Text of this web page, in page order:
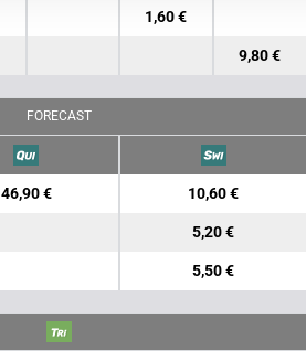
1,60 €
9,80 €
FORECAST
46,90 € 10,60 €
5,20 €
5,50 €